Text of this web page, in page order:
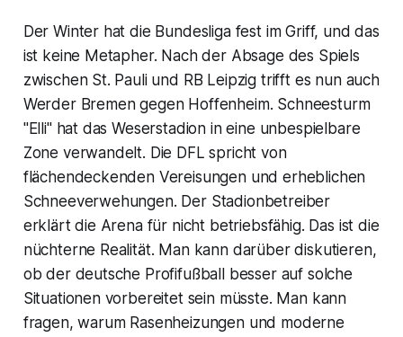
Der Winter hat die Bundesliga fest im Griff, und das
ist keine Metapher. Nach der Absage des Spiels
zwischen St. Pauli und RB Leipzig trifft es nun auch
Werder Bremen gegen Hoffenheim. Schneesturm
"Elli" hat das Weserstadion in eine unbespielbare
Zone verwandelt. Die DFL spricht von
flächendeckenden Vereisungen und erheblichen
Schneeverwehungen. Der Stadionbetreiber
erklärt die Arena für nicht betriebsfähig. Das ist die
nüchterne Realität. Man kann darüber diskutieren,
ob der deutsche Profifußball besser auf solche
Situationen vorbereitet sein müsste. Man kann
fragen, warum Rasenheizungen und moderne